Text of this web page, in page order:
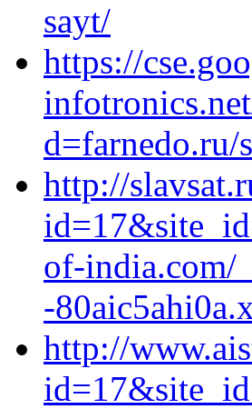
sayt/
https://
http://
of-india.com/
-
http://